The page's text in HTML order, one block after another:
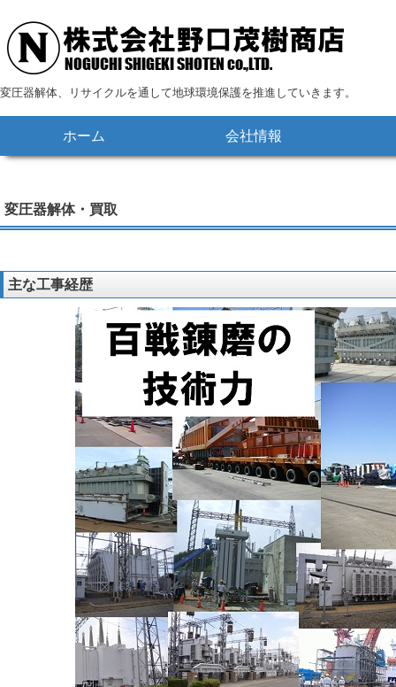
変圧器解体、リサイクルを通して地球環境保護を推進していきます。
メインメニュー
ツ
動
ホーム 会社情報
変圧器解体・買取
主な工事経歴